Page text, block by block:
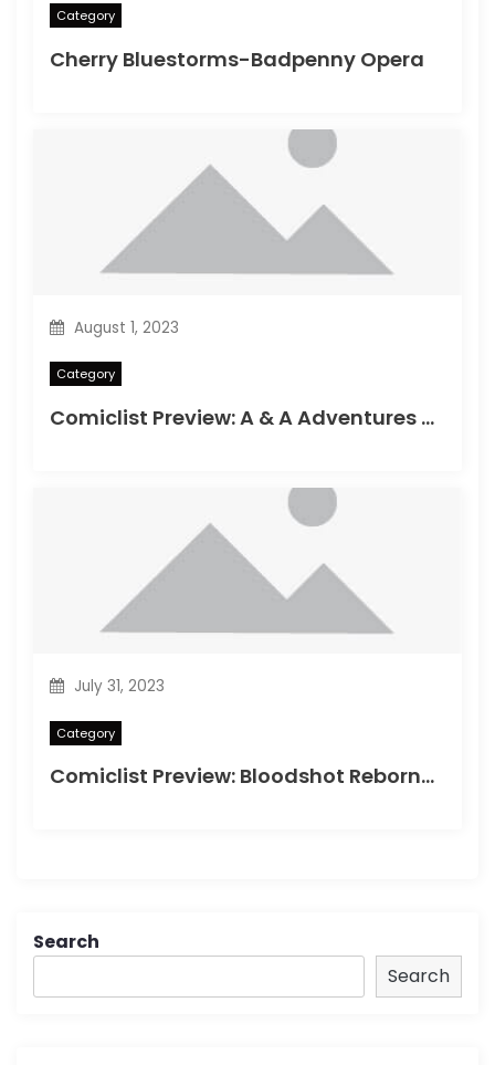
Category
Cherry Bluestorms-Badpenny Opera
August 1, 2023
Category
Comiclist Preview: A & A Adventures of Archerin ja Armstrong#11
July 31, 2023
Category
Comiclist Preview: Bloodshot Reborn#2
Search
Search